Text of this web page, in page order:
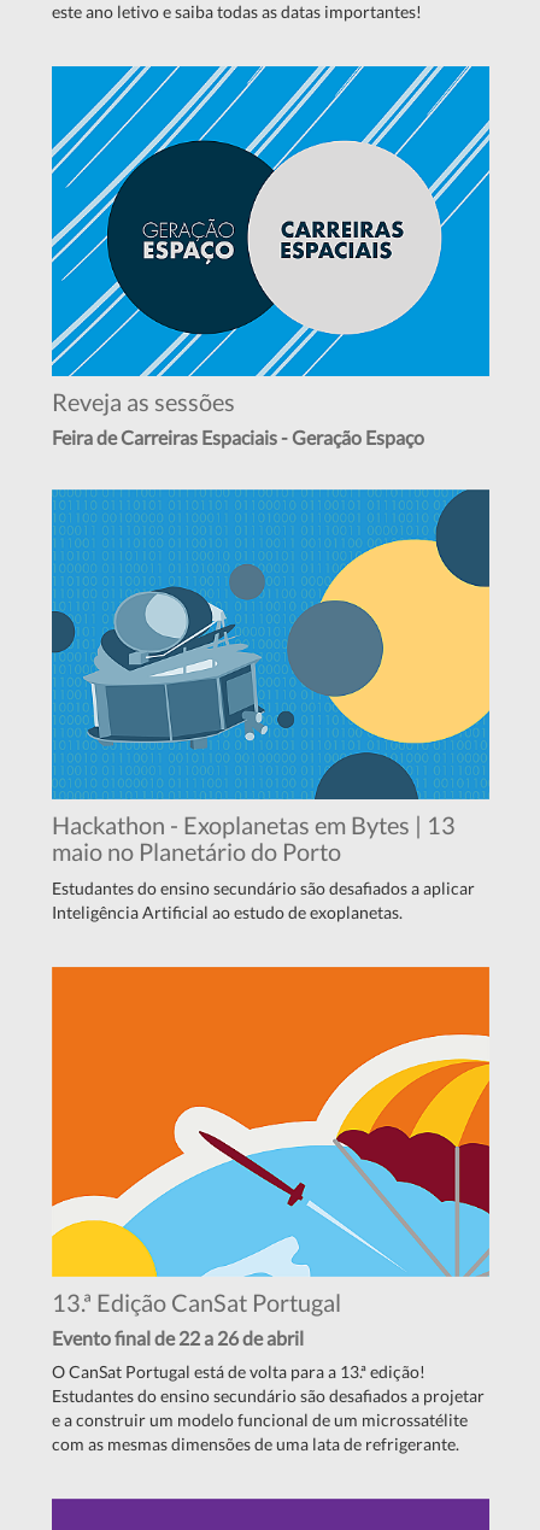
este ano letivo e saiba todas as datas importantes!
Reveja as sessões
Feira de Carreiras Espaciais - Geração Espaço
Hackathon - Exoplanetas em Bytes | 13
maio no Planetário do Porto
Estudantes do ensino secundário são desafiados a aplicar
Inteligência Artificial ao estudo de exoplanetas.
13.ª Edição CanSat Portugal
Evento final de 22 a 26 de abril
O CanSat Portugal está de volta para a 13.ª edição!
Estudantes do ensino secundário são desafiados a projetar
e a construir um modelo funcional de um microssatélite
com as mesmas dimensões de uma lata de refrigerante.